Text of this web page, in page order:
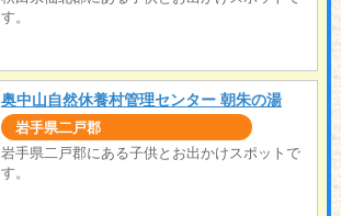
す。
奥中山自然休養村管理センター 朝朱の湯
岩手県二戸郡
岩手県二戸郡にある子供とお出かけスポットで
す。